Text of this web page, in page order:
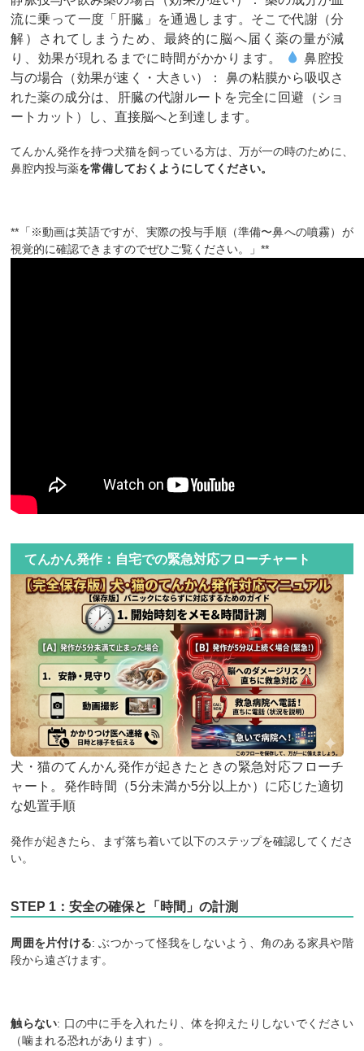
流に乗って一度「肝臓」を通過します。そこで代謝（分
解）されてしまうため、最終的に脳へ届く薬の量が減
り、効果が現れるまでに時間がかかります。 ​
鼻腔投
与の場合（効果が速く・大きい）： 鼻の粘膜から吸収さ
れた薬の成分は、肝臓の代謝ルートを完全に回避（ショ
ートカット）し、直接脳へと到達します。
てんかん発作を持つ犬猫を飼っている方は、万が一の時のために、
鼻腔内投与薬を常備しておくようにしてください。
**「※動画は英語ですが、実際の投与手順（準備〜鼻への噴霧）が
視覚的に確認できますのでぜひご覧ください。」**
てんかん発作：自宅での緊急対応フローチャート
犬・猫のてんかん発作が起きたときの緊急対応フローチ
ャート。発作時間（5分未満か5分以上か）に応じた適切
な処置手順
発作が起きたら、まず落ち着いて以下のステップを確認してくださ
い。
STEP 1：安全の確保と「時間」の計測
周囲を片付ける: ぶつかって怪我をしないよう、角のある家具や階
段から遠ざけます。
触らない: 口の中に手を入れたり、体を抑えたりしないでください
（噛まれる恐れがあります）。